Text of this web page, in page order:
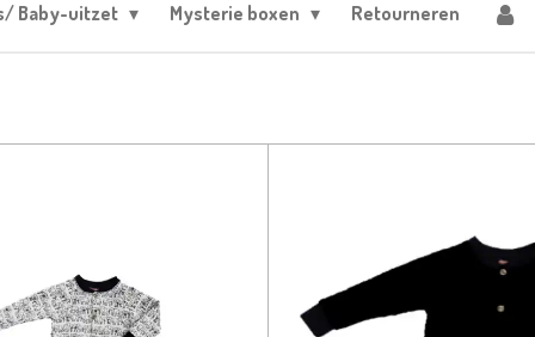
Baby-uitzet
Mysterie boxen Retourneren